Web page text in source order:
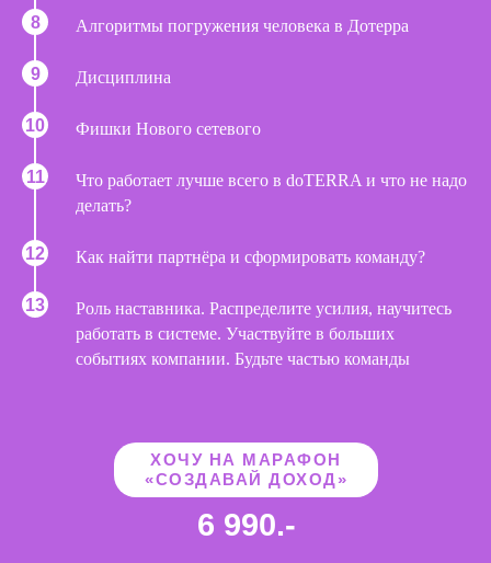
Алгоритмы погружения человека в Дотерра
Дисциплина
Фишки Нового сетевого
Что работает лучше всего в doTERRA и что не надо
делать?
Как найти партнёра и сформировать команду?
Роль наставника. Распределите усилия, научитесь
работать в системе. Участвуйте в больших
событиях компании. Будьте частью команды
6 990.-
ХОЧУ НА МАРАФОН
«СОЗДАВАЙ ДОХОД»